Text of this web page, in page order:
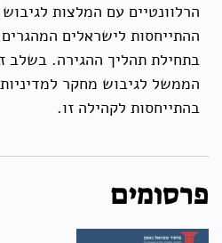
הרלוונטיים עם המלצות
ההתייחסות לישראלים
בתחילת תהליך ההגירה. בשלב
הממשל לגיבוש מחקר
בהתייחסות לקהילה זו.
פרסומים